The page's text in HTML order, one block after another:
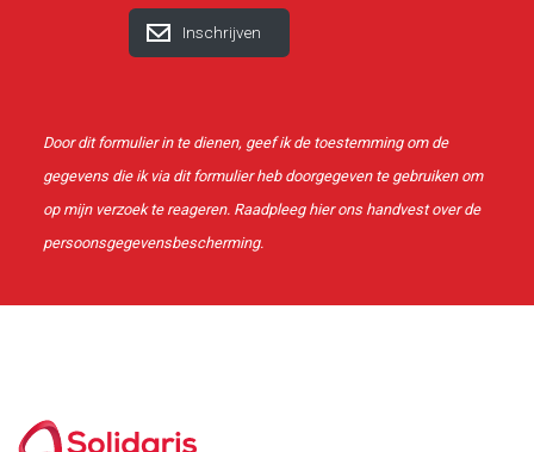
Door dit formulier in te dienen, geef ik de toestemming om de
gegevens die ik via dit formulier heb doorgegeven te gebruiken om
op mijn verzoek te reageren. Raadpleeg hierons handvest over de
persoonsgegevensbescherming.